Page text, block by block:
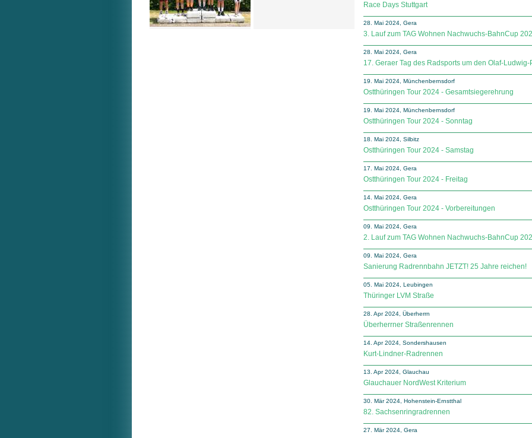
Race Days Stuttgart
28. Mai 2024, Gera
3. Lauf zum TAG Wohnen Nachwuchs-BahnCup
28. Mai 2024, Gera
17. Geraer Tag des Radsports um den Olaf-Ludwig-
19. Mai 2024, Münchenbernsdorf
Ostthüringen Tour 2024 - Gesamtsiegerehrung
19. Mai 2024, Münchenbernsdorf
Ostthüringen Tour 2024 - Sonntag
18. Mai 2024, Silbitz
Ostthüringen Tour 2024 - Samstag
17. Mai 2024, Gera
Ostthüringen Tour 2024 - Freitag
14. Mai 2024, Gera
Ostthüringen Tour 2024 - Vorbereitungen
09. Mai 2024, Gera
2. Lauf zum TAG Wohnen Nachwuchs-BahnCup
09. Mai 2024, Gera
Sanierung Radrennbahn JETZT! 25 Jahre reichen!
05. Mai 2024, Leubingen
Thüringer LVM Straße
28. Apr 2024, Überherrn
Überherrner Straßenrennen
14. Apr 2024, Sondershausen
Kurt-Lindner-Radrennen
13. Apr 2024, Glauchau
Glauchauer NordWest Kriterium
30. Mär 2024, Hohenstein-Ernstthal
82. Sachsenringradrennen
27. Mär 2024, Gera